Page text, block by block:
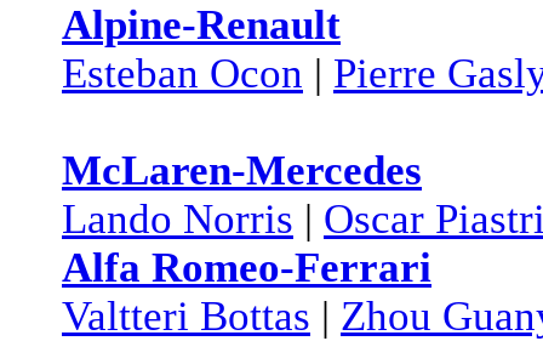
Alpine-Renault
Esteban Ocon | Pierre
McLaren-Mercedes
Lando Norris | Oscar
Alfa Romeo-Ferrari
Valtteri Bottas | Zhou